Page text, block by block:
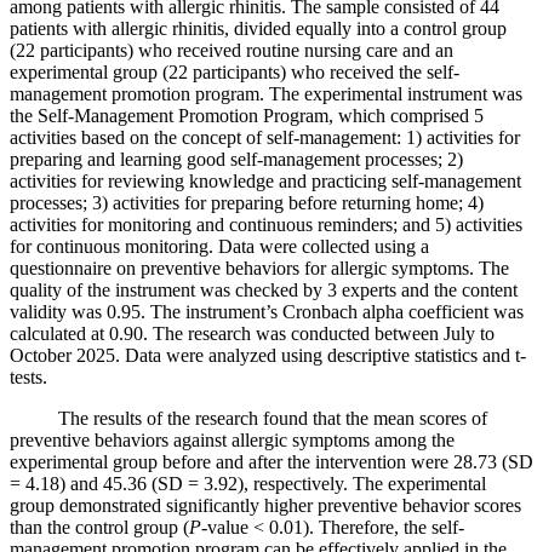
among patients with allergic rhinitis. The sample consisted of 44
patients with allergic rhinitis, divided equally into a control group
(22 participants) who received routine nursing care and an
experimental group (22 participants) who received the self-
management promotion program. The experimental instrument was
the Self-Management Promotion Program, which comprised 5
activities based on the concept of self-management: 1) activities for
preparing and learning good self-management processes; 2)
activities for reviewing knowledge and practicing self-management
processes; 3) activities for preparing before returning home; 4)
activities for monitoring and continuous reminders; and 5) activities
for continuous monitoring. Data were collected using a
questionnaire on preventive behaviors for allergic symptoms. The
quality of the instrument was checked by 3 experts and the content
validity was 0.95. The instrument’s Cronbach alpha coefficient was
calculated at 0.90. The research was conducted between July to
October 2025. Data were analyzed using descriptive statistics and t-
tests.
The results of the research found that the mean scores of
preventive behaviors against allergic symptoms among the
experimental group before and after the intervention were 28.73 (SD
= 4.18) and 45.36 (SD = 3.92), respectively. The experimental
group demonstrated significantly higher preventive behavior scores
than the control group (P-value < 0.01). Therefore, the self-